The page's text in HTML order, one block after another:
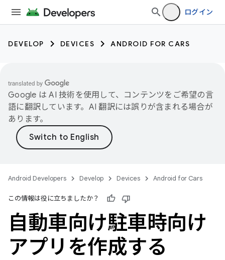
ログイン
DEVELOP DEVICES ANDROID FOR CARS
Google は AI 技術を使用して、コンテンツをご希望の言
語に翻訳しています。AI 翻訳には誤りが含まれる場合が
あります。
Android Developers Develop Devices Android for Cars
この情報は役に立ちましたか？
自動車向け駐車時向け
アプリを作成する